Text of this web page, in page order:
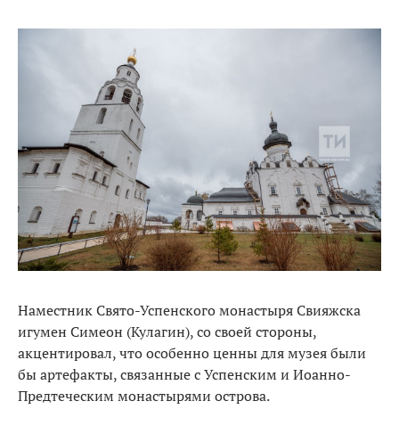
Наместник Свято-Успенского монастыря Свияжска
игумен Симеон (Кулагин), со своей стороны,
акцентировал, что особенно ценны для музея были
бы артефакты, связанные с Успенским и Иоанно-
Предтеческим монастырями острова.